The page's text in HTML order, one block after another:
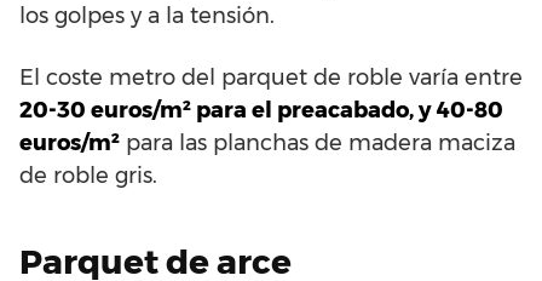
los golpes y a la tensión.
El coste metro del parquet de roble varía entre
20-30 euros/m² para el preacabado, y 40-80
euros/m² para las planchas de madera maciza
de roble gris.
Parquet de arce